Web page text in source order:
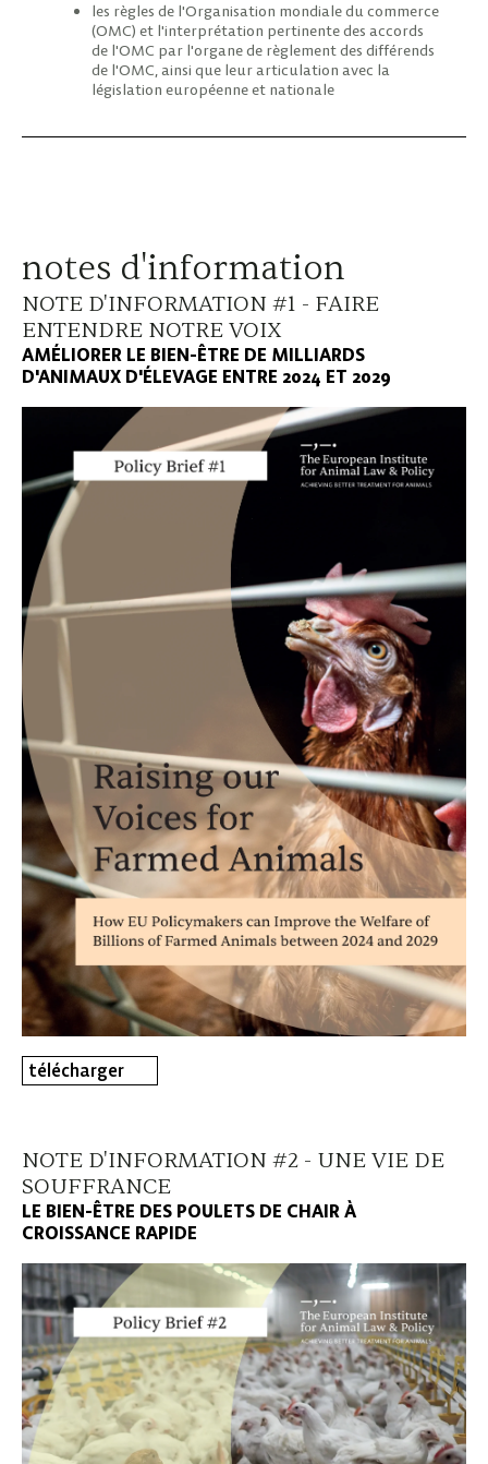
les règles de l'Organisation mondiale du commerce
(OMC) et l'interprétation pertinente des accords
de l'OMC par l'organe de règlement des différends
de l'OMC, ainsi que leur articulation avec la
législation européenne et nationale
notes d'information
NOTE D'INFORMATION #1 - FAIRE
ENTENDRE NOTRE VOIX
AMÉLIORER LE BIEN-ÊTRE DE MILLIARDS
D'ANIMAUX D'ÉLEVAGE ENTRE 2024 ET 2029
télécharger
NOTE D'INFORMATION #2 - UNE VIE DE
SOUFFRANCE
LE BIEN-ÊTRE DES POULETS DE CHAIR À
CROISSANCE RAPIDE